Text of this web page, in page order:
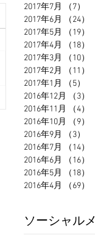
2017年7月
（7）
2017年6月
（24）
2017年5月
（19）
2017年4月
（18）
2017年3月
（10）
2017年2月
（11）
2017年1月
（5）
2016年12月
（3）
2016年11月
（4）
2016年10月
（9）
2016年9月
（3）
2016年7月
（14）
2016年6月
（16）
2016年5月
（18）
2016年4月
（69）
ソーシャル